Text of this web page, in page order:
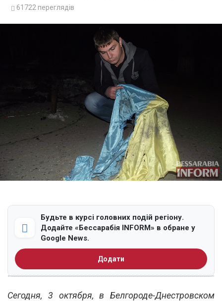
61722 переглядів
Будьте в курсі головних подій регіону.
Додайте «Бессарабія INFORM» в обране у
Google News.
Додати
Сегодня, 3 октября, в Белгороде-Днестровском